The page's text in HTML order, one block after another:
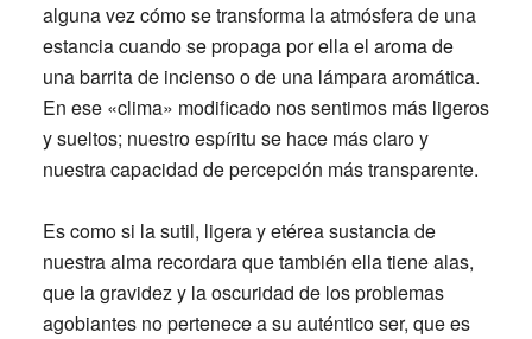
alguna vez cómo se transforma la atmósfera de una
estancia cuando se propaga por ella el aroma de
una barrita de incienso o de una lámpara aromática.
En ese «clima» modificado nos sentimos más ligeros
y sueltos; nuestro espíritu se hace más claro y
nuestra capacidad de percepción más transparente.
Es como si la sutil, ligera y etérea sustancia de
nuestra alma recordara que también ella tiene alas,
que la gravidez y la oscuridad de los problemas
agobiantes no pertenece a su auténtico ser, que es